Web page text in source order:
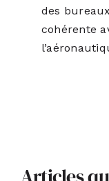
des
cohérente